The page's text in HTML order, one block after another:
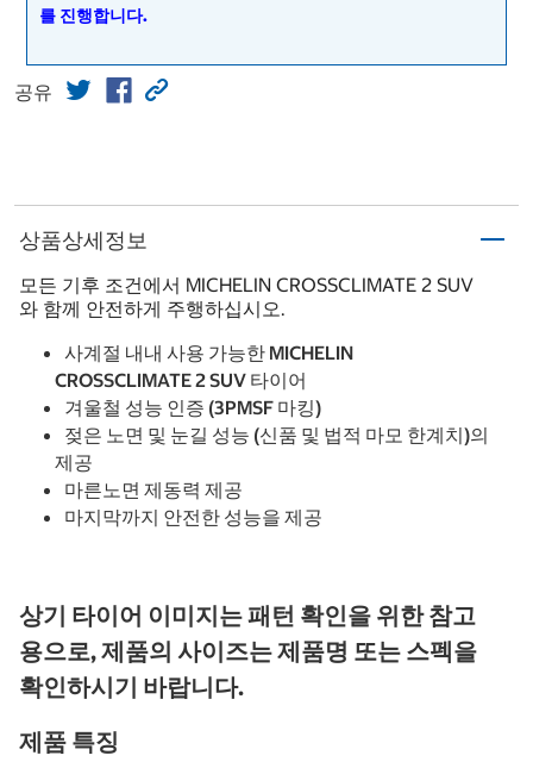
를 진행합니다.
공유
상품상세정보
모든 기후 조건에서 MICHELIN CROSSCLIMATE 2 SUV
와 함께 안전하게 주행하십시오.
사계절 내내 사용 가능한 MICHELIN
CROSSCLIMATE 2 SUV 타이어
겨울철 성능 인증 (3PMSF 마킹)
젖은 노면 및 눈길 성능 (신품 및 법적 마모 한계치)의
제공
마른노면 제동력 제공
마지막까지 안전한 성능을 제공
상기 타이어 이미지는 패턴 확인을 위한 참고
용으로, 제품의 사이즈는 제품명 또는 스펙을
확인하시기 바랍니다.
제품 특징